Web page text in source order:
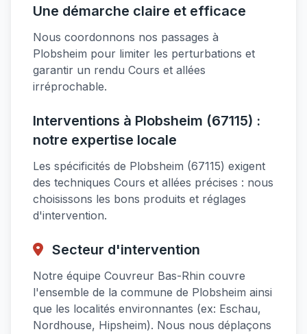
Une démarche claire et efficace
Nous coordonnons nos passages à
Plobsheim pour limiter les perturbations et
garantir un rendu Cours et allées
irréprochable.
Interventions à Plobsheim (67115) :
notre expertise locale
Les spécificités de Plobsheim (67115) exigent
des techniques Cours et allées précises : nous
choisissons les bons produits et réglages
d'intervention.
Secteur d'intervention
Notre équipe Couvreur Bas-Rhin couvre
l'ensemble de la commune de Plobsheim ainsi
que les localités environnantes (ex: Eschau,
Nordhouse, Hipsheim). Nous nous déplaçons